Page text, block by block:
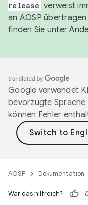
release verweist
an AOSP
finden Sie unter
Google verwendet
bevorzugte Sprache
können Fehler
AOSP Dokumentation
War das hilfreich?